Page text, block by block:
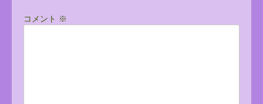
シ
ョ
コメント ※